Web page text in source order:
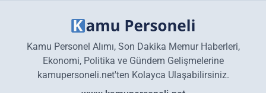
Kamu Personel Alımı, Son Dakika Memur Haberleri,
Ekonomi, Politika ve Gündem Gelişmelerine
kamupersoneli.net'ten Kolayca Ulaşabilirsiniz.